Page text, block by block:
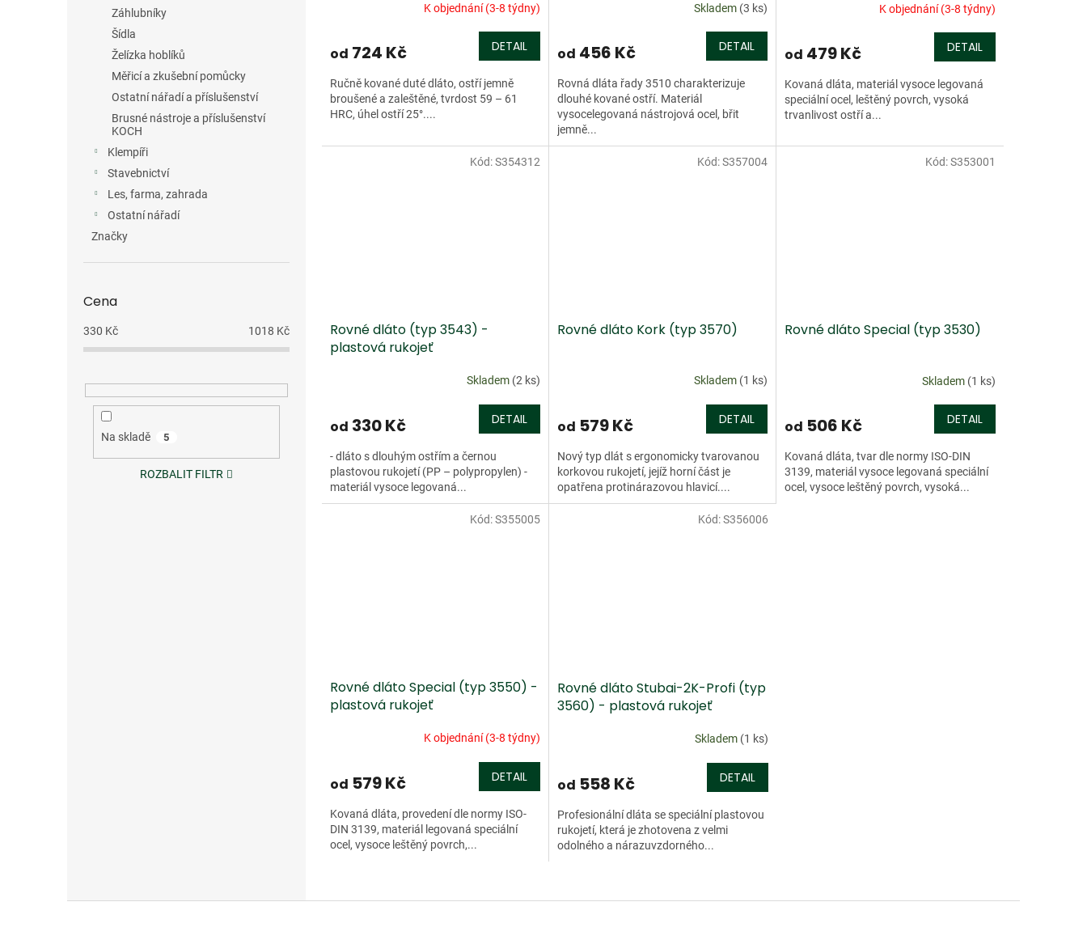
Záhlubníky
Šídla
Želízka hoblíků
Měřicí a zkušební pomůcky
Ostatní nářadí a příslušenství
Brusné nástroje a příslušenství
KOCH
Klempíři
Stavebnictví
Les, farma, zahrada
Ostatní nářadí
Značky
Cena
330 Kč 1018 Kč
Na skladě 5
ROZBALIT FILTR
K objednání (3-8 týdny)
od 724 Kč DETAIL
Ručně kované duté dláto, ostří jemně
broušené a zaleštěné, tvrdost 59 – 61
HRC, úhel ostří 25°....
Skladem (3 ks)
od 456 Kč DETAIL
Rovná dláta řady 3510 charakterizuje
dlouhé kované ostří. Materiál
vysocelegovaná nástrojová ocel, břit
jemně...
K objednání (3-8 týdny)
od 479 Kč DETAIL
Kovaná dláta, materiál vysoce legovaná
speciální ocel, leštěný povrch, vysoká
trvanlivost ostří a...
Rovné dláto (typ 3543) -
plastová rukojeť
Skladem (2 ks)
od 330 Kč DETAIL
- dláto s dlouhým ostřím a černou
plastovou rukojetí (PP – polypropylen) -
materiál vysoce legovaná...
Kód:S354312
Rovné dláto Kork (typ 3570)
Skladem (1 ks)
od 579 Kč DETAIL
Nový typ dlát s ergonomicky tvarovanou
korkovou rukojetí, jejíž horní část je
opatřena protinárazovou hlavicí....
Kód:S357004
Rovné dláto Special (typ 3530)
Skladem (1 ks)
od 506 Kč DETAIL
Kovaná dláta, tvar dle normy ISO-DIN
3139, materiál vysoce legovaná speciální
ocel, vysoce leštěný povrch, vysoká...
Kód:S353001
Rovné dláto Special (typ 3550) -
plastová rukojeť
K objednání (3-8 týdny)
od 579 Kč DETAIL
Kovaná dláta, provedení dle normy ISO-
DIN 3139, materiál legovaná speciální
ocel, vysoce leštěný povrch,...
Kód:S355005
Rovné dláto Stubai-2K-Profi (typ
3560) - plastová rukojeť
Skladem (1 ks)
od 558 Kč DETAIL
Profesionální dláta se speciální plastovou
rukojetí, která je zhotovena z velmi
odolného a nárazuvzdorného...
Kód:S356006
v